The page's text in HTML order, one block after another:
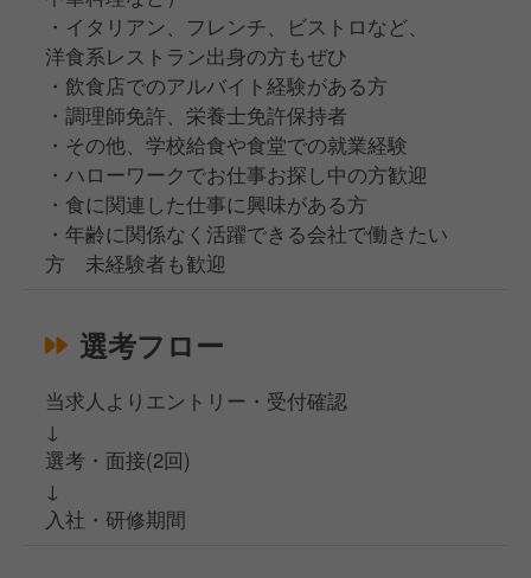
・イタリアン、フレンチ、ビストロなど、
洋食系レストラン出身の方もぜひ
・飲食店でのアルバイト経験がある方
・調理師免許、栄養士免許保持者
・その他、学校給食や食堂での就業経験
・ハローワークでお仕事お探し中の方歓迎
・食に関連した仕事に興味がある方
・年齢に関係なく活躍できる会社で働きたい
方 未経験者も歓迎
選考フロー
当求人よりエントリー・受付確認
↓
選考・面接(2回)
↓
入社・研修期間